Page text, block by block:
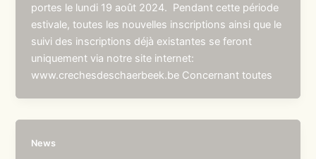
portes le lundi 19 août 2024. Pendant cette période
estivale, toutes les nouvelles inscriptions ainsi que le
suivi des inscriptions déjà existantes se feront
uniquement via notre site internet:
www.crechesdeschaerbeek.be Concernant toutes
News